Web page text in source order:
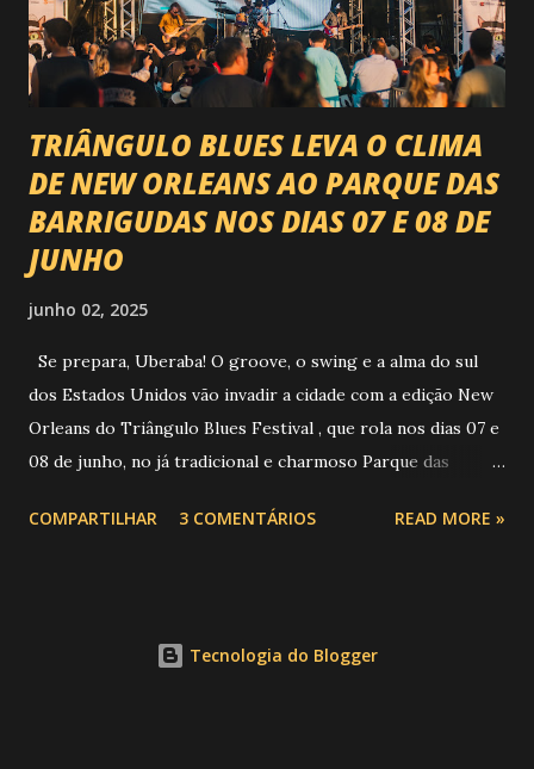
piseiro e sofrência nível hard: Gusttavo Lima Leonardo
Natanzinho Lima Jads & ...
TRIÂNGULO BLUES LEVA O CLIMA
DE NEW ORLEANS AO PARQUE DAS
BARRIGUDAS NOS DIAS 07 E 08 DE
JUNHO
junho 02, 2025
Se prepara, Uberaba! O groove, o swing e a alma do sul
dos Estados Unidos vão invadir a cidade com a edição New
Orleans do Triângulo Blues Festival , que rola nos dias 07 e
08 de junho, no já tradicional e charmoso Parque das
Foto: https://www.trianguloblues.com.br/ ATRAÇÕES DE
internacionais, gastronomia, cervejas artesanais, aquele
COMPARTILHAR 3 COMENTÁRIOS READ MORE »
Tecnologia do Blogger